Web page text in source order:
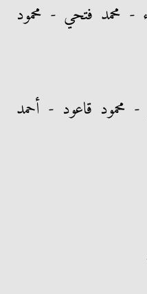
محمد فتحي - محمود
محمود قاعود - أحمد